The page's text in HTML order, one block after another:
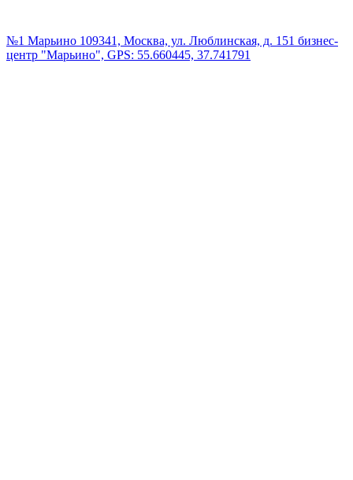
№1 Марьино 109341, Москва, ул. Люблинская, д. 151 бизнес-
центр "Марьино", GPS: 55.660445, 37.741791